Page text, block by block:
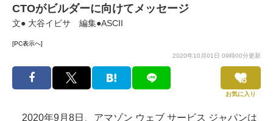
CTOがビルダーに向けてメッセージ
文● 大谷イビサ 編集●ASCII
[PC表示へ]
2020年10月01日 09時00分更新
お気に入り
2020年9月8日、アマゾン ウェブ サービス ジャパンは